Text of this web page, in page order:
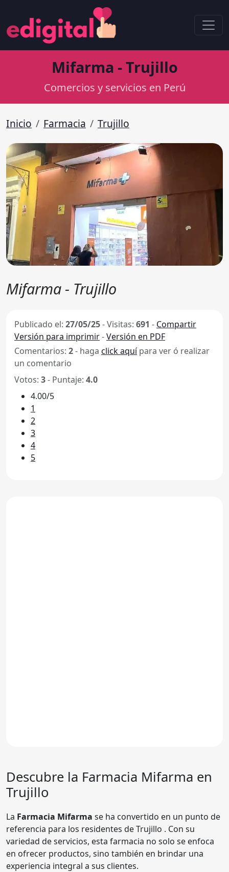
Mifarma - Trujillo
Comercios y servicios en Perú
Inicio Farmacia Trujillo
Mifarma - Trujillo
Publicado el: 27/05/25-Visitas: 691 - Compartir
Versión para imprimir-Versión en PDF
Comentarios: 2- haga click aquípara ver ó realizar
un comentario
Votos: 3- Puntaje: 4.0
4.00/5
1
2
3
4
5
Descubre la Farmacia Mifarma en
Trujillo
La Farmacia Mifarma se ha convertido en un punto de
referencia para los residentes de Trujillo . Con su
variedad de servicios, esta farmacia no solo se enfoca
en ofrecer productos, sino también en brindar una
experiencia integral a sus clientes.